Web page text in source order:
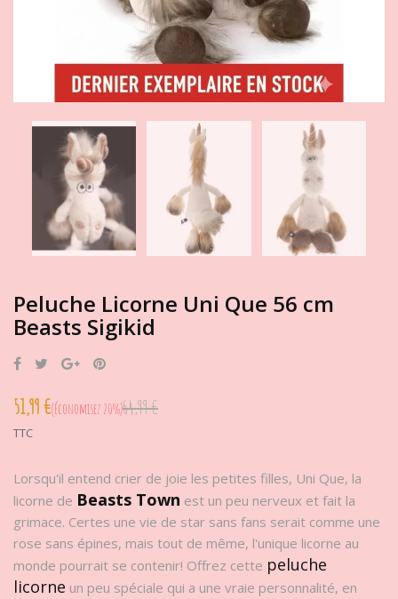
Peluche Licorne Uni Que 56 cm
Beasts Sigikid
PartagerTweet Google+
51,99 € Économisez 20%64,99 €
TTC
Lorsqu'il entend crier de joie les petites filles, Uni Que, la
licorne de Beasts Town est un peu nerveux et fait la
grimace. Certes une vie de star sans fans serait comme une
rose sans épines, mais tout de même, l'unique licorne au
monde pourrait se contenir! Offrez cette peluche
licorne un peu spéciale qui a une vraie personnalité, en